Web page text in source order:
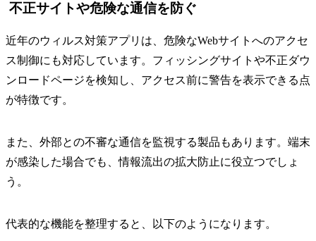
不正サイトや危険な通信を防ぐ
近年のウィルス対策アプリは、危険なWebサイトへのアクセ
ス制御にも対応しています。フィッシングサイトや不正ダウ
ンロードページを検知し、アクセス前に警告を表示できる点
が特徴です。
また、外部との不審な通信を監視する製品もあります。端末
が感染した場合でも、情報流出の拡大防止に役立つでしょ
う。
代表的な機能を整理すると、以下のようになります。